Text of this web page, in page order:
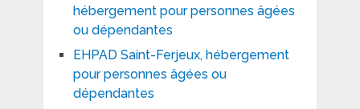
hébergement pour personnes âgées
ou dépendantes
EHPAD Saint-Ferjeux, hébergement
pour personnes âgées ou
dépendantes